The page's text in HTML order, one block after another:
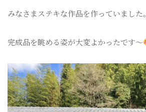
みなさまステキな作品を作っていました。
完成品を眺める姿が大変よかったです〜